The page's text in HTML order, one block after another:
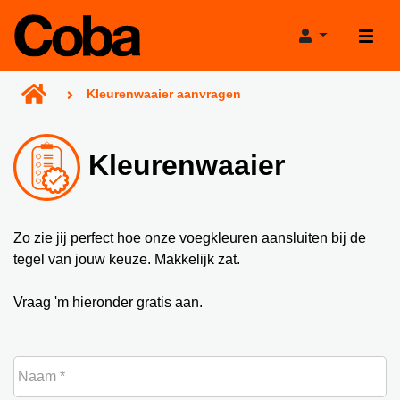
Producten
Projecthulp
Projectgarantie
Nieuws
Bereikbaarheid tijdens de bouwvak!
Over Coba
Kleurenwaaier aanvragen
Kleurenwaaier
Zo zie jij perfect hoe onze voegkleuren aansluiten bij de
tegel van jouw keuze. Makkelijk zat.
Vraag 'm hieronder gratis aan.
Naam